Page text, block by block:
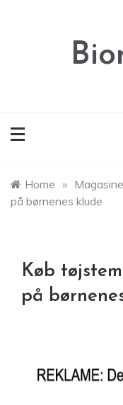
Home »
på børnenes klude
Køb
på